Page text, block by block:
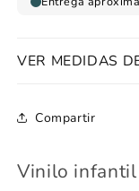
VER MEDIDAS
Compartir
Vinilo